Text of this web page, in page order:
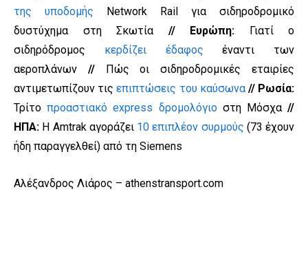
της υποδομής Network Rail για σιδηροδρομικό
δυστύχημα στη Σκωτία // Ευρώπη: Γιατί ο
σιδηρόδρομος κερδίζει έδαφος έναντι των
αεροπλάνων //Πώς οι σιδηροδρομικές εταιρίες
αντιμετωπίζουν τιςεπιπτώσεις του καύσωνα // Ρωσία:
Τρίτοπροαστιακό express δρομολόγιοστη Μόσχα//
ΗΠΑ: Η Amtrak αγοράζει 10 επιπλέον συρμούς (73 έχουν
ήδη παραγγελθεί) από τη Siemens
Αλέξανδρος Λιάρος – athenstransport.com